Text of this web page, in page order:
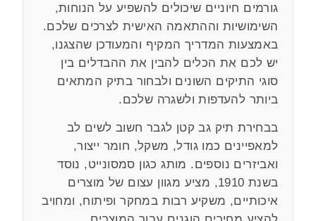
גורמים חיוניים שיכולים להשפיע על הנוחות,
השימושיות וההתאמה האישית לצרכים שלכם.
באמצעות המדריך המקיף והמעודכן שהצגנו,
יש לכם את הכלים להבין את ההבדלים בין
סוגי התיקים השונים ולבחור בתיק המתאים
ביותר להעדפות ולשגרה שלכם.
בבחירת תיק גב קטן לגבר חשוב לשים לב
למאפיינים כמו גודל, משקל, חומר ייצור,
ואביזרים נוספים. מותג כגון סמסונייט, נוסד
בשנת 1910, מציע מגוון עצום של מוצרים
איכותיים, משקיע רבות במחקר ופיתוח, ומחויב